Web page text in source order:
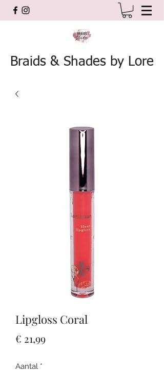
Braids & Shades by Lore
Lipgloss Coral
€ 21,99Prijs
Aantal *